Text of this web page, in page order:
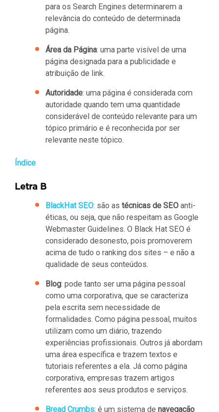
para os Search Engines determinarem a
relevância do conteúdo de determinada
página.
Área da Página: uma parte visível de uma
página designada para a publicidade e
atribuição de link.
Autoridade: uma página é considerada com
autoridade quando tem uma quantidade
considerável de conteúdo relevante para um
tópico primário e é reconhecida por ser
relevante neste tópico.
Índice
Letra B
BlackHat SEO: são as técnicas de SEO anti-
éticas, ou seja, que não respeitam as Google
Webmaster Guidelines. O Black Hat SEO é
considerado desonesto, pois promoverem
acima de tudo o ranking dos sites – e não a
qualidade de seus conteúdos.
Blog: pode tanto ser uma página pessoal
como uma corporativa, que se caracteriza
pela escrita sem necessidade de
formalidades. Como página pessoal, muitos
utilizam como um diário, trazendo
experiências profissionais. Outros já abordam
uma área específica e trazem textos e
tutoriais referentes a ela. Já como página
corporativa, empresas trazem artigos
referentes aos seus produtos e serviços.
Bread Crumbs: é um sistema de navegação